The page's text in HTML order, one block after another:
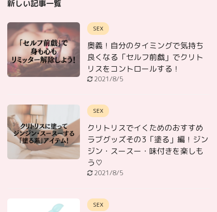
新しい記事一覧
SEX
奥義！自分のタイミングで気持ち
良くなる「セルフ前戯」でクリト
リスをコントロールする！
2021/8/5
SEX
クリトリスでイくためのおすすめ
ラブグッズその3「塗る」編！ジン
ジン・スースー・味付きを楽しも
う♡
2021/8/5
SEX